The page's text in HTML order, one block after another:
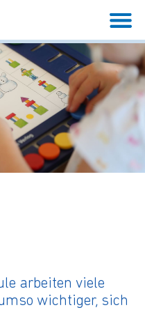
arbeiten viele
wichtiger, sich